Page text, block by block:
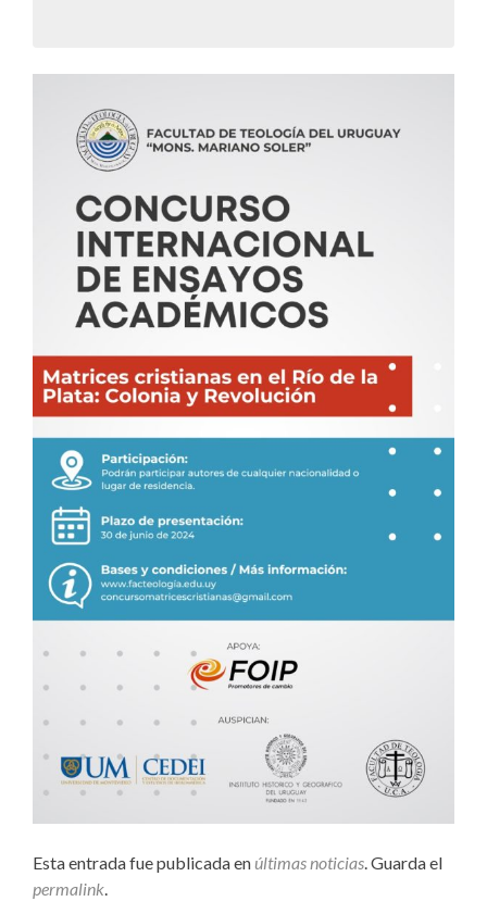
Esta entrada fue publicada enúltimas noticias . Guarda el
permalink